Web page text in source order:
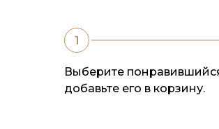
Выберите
добавьте его в корзину.